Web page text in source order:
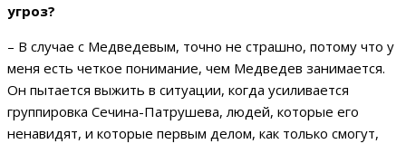
угроз?
– В случае с Медведевым, точно не страшно, потому что у
меня есть четкое понимание, чем Медведев занимается.
Он пытается выжить в ситуации, когда усиливается
группировка Сечина-Патрушева, людей, которые его
ненавидят, и которые первым делом, как только смогут,